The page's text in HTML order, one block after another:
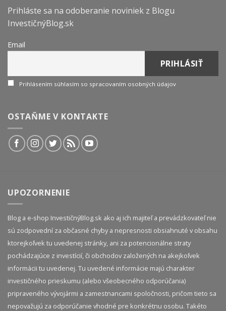
Prihláste sa na odoberanie noviniek z Blogu
InvestičnýBlog.sk
Email
Prihlásením súhlasím so spracovaním osobných údajov
OSTAŇME V KONTAKTE
UPOZORNENIE
Blog a e-shop InvestičnýBlog.sk ako aj ich majiteľ a prevádzkovateľ nie
sú zodpovední za občasné chyby a nepresnosti obsiahnuté v obsahu
ktorejkoľvek tu uvedenej stránky, ani za potencionálne straty
pochádzajúce z investícií, či obchodov založených na akejkoľvek
informácii tu uvedenej. Tu uvedené informácie majú charakter
investičného prieskumu (alebo všeobecného odporúčania)
pripraveného vývojármi a zamestnancami spoločnosti, pričom tieto sa
nepovažujú za odporúčanie vhodné pre konkrétnu osobu. Takéto